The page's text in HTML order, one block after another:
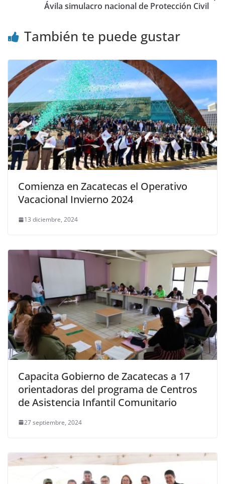
Ávila simulacro nacional de Protección Civil
También te puede gustar
Comienza en Zacatecas el Operativo
Vacacional Invierno 2024
13 diciembre, 2024
Capacita Gobierno de Zacatecas a 17
orientadoras del programa de Centros
de Asistencia Infantil Comunitario
27 septiembre, 2024